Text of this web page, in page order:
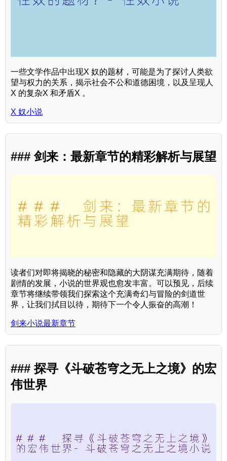
一些文学作品中出现X 奴的题材，可能是为了探讨人类欲
望与权力的关系，揭示社会不公和道德困境，以及呈现人
X 的复杂X 和矛盾X 。
X 奴小说
### 剑来：最新章节的精彩解析与展望
读者们对即将揭晓的秘密和隐藏的大阴谋充满期待，随着
剧情的发展，小说的世界观也愈发丰富。可以预见，后续
章节将继续带领我们探索这个充满奇幻与冒险的剑道世
界，让我们拭目以待，期待下一个令人振奋的高潮！
剑来小说最新章节
### 探寻《斗破苍穹之无上之境》的宏
伟世界